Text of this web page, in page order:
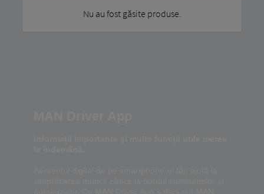
Nu au fost găsite produse.